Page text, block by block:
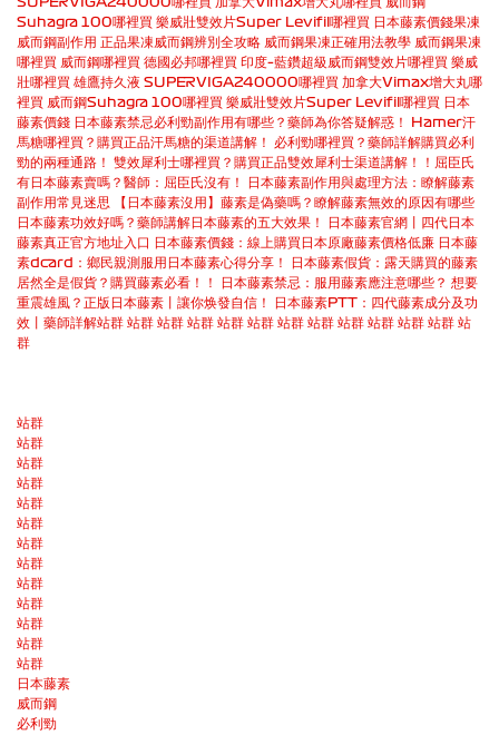
Suhagra 100哪裡買 樂威壯雙效片Super Levifil哪裡買 日本藤素價錢果凍
威而鋼副作用 正品果凍威而鋼辨別全攻略 威而鋼果凍正確用法教學 威而鋼果凍
哪裡買 威而鋼哪裡買 德國必邦哪裡買 印度–藍鑽超級威而鋼雙效片哪裡買 樂威
壯哪裡買 雄鷹持久液 SUPERVIGA240000哪裡買 加拿大Vimax增大丸哪
裡買 威而鋼Suhagra 100哪裡買 樂威壯雙效片Super Levifil哪裡買 日本
藤素價錢 日本藤素禁忌必利勁副作用有哪些？藥師為你答疑解惑！
Hamer汗
馬糖哪裡買？購買正品汗馬糖的渠道講解！
必利勁哪裡買？藥師詳解購買必利
勁的兩種通路！
雙效犀利士哪裡買？購買正品雙效犀利士渠道講解！！
屈臣氏
有日本藤素賣嗎？醫師：屈臣氏沒有！
日本藤素副作用與處理方法：瞭解藤素
副作用常見迷思
【日本藤素沒用】藤素是偽藥嗎？瞭解藤素無效的原因有哪些
日本藤素功效好嗎？藥師講解日本藤素的五大效果！
日本藤素官網丨四代日本
藤素真正官方地址入口 日本藤素價錢：線上購買日本原廠藤素價格低廉 日本藤
素dcard：鄉民親測服用日本藤素心得分享！
日本藤素假貨：露天購買的藤素
居然全是假貨？購買藤素必看！！
日本藤素禁忌：服用藤素應注意哪些？ 想要
重震雄風？正版日本藤素丨讓你焕發自信！
日本藤素PTT：四代藤素成分及功
效丨藥師詳解站群 站群 站群 站群 站群 站群 站群 站群 站群 站群 站群 站群 站
群
站群
站群
站群
站群
站群
站群
站群
站群
站群
站群
站群
站群
站群
日本藤素
威而鋼
必利勁